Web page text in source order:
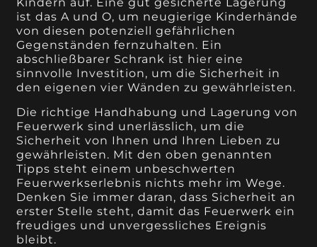
Kindern auf. Eine gut gesicherte Lagerung
ist das A und O, um neugierige Kinderhände
von diesen potenziell gefährlichen
Gegenständen fernzuhalten. Ein
abschließbarer Schrank ist hier eine
sinnvolle Investition, um die Sicherheit in
den eigenen vier Wänden zu gewährleisten.
Die richtige Handhabung und Lagerung von
Feuerwerk sind unerlässlich, um die
Sicherheit von Ihnen und Ihren Lieben zu
gewährleisten. Mit den oben genannten
Tipps steht einem unbeschwerten
Feuerwerkserlebnis nichts mehr im Wege.
Denken Sie immer daran, dass Sicherheit an
erster Stelle steht, damit das Feuerwerk ein
freudiges und unvergessliches Ereignis
bleibt.